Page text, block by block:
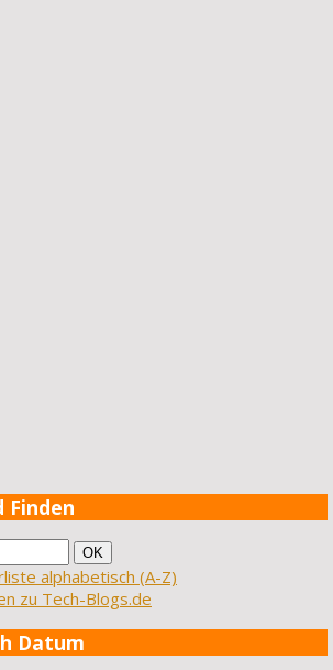
Finden
Suchen
OK
alphabetisch (A-Z)
zu Tech-Blogs.de
Datum